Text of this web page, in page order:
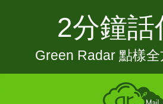
2分鐘話
Green Radar點樣全